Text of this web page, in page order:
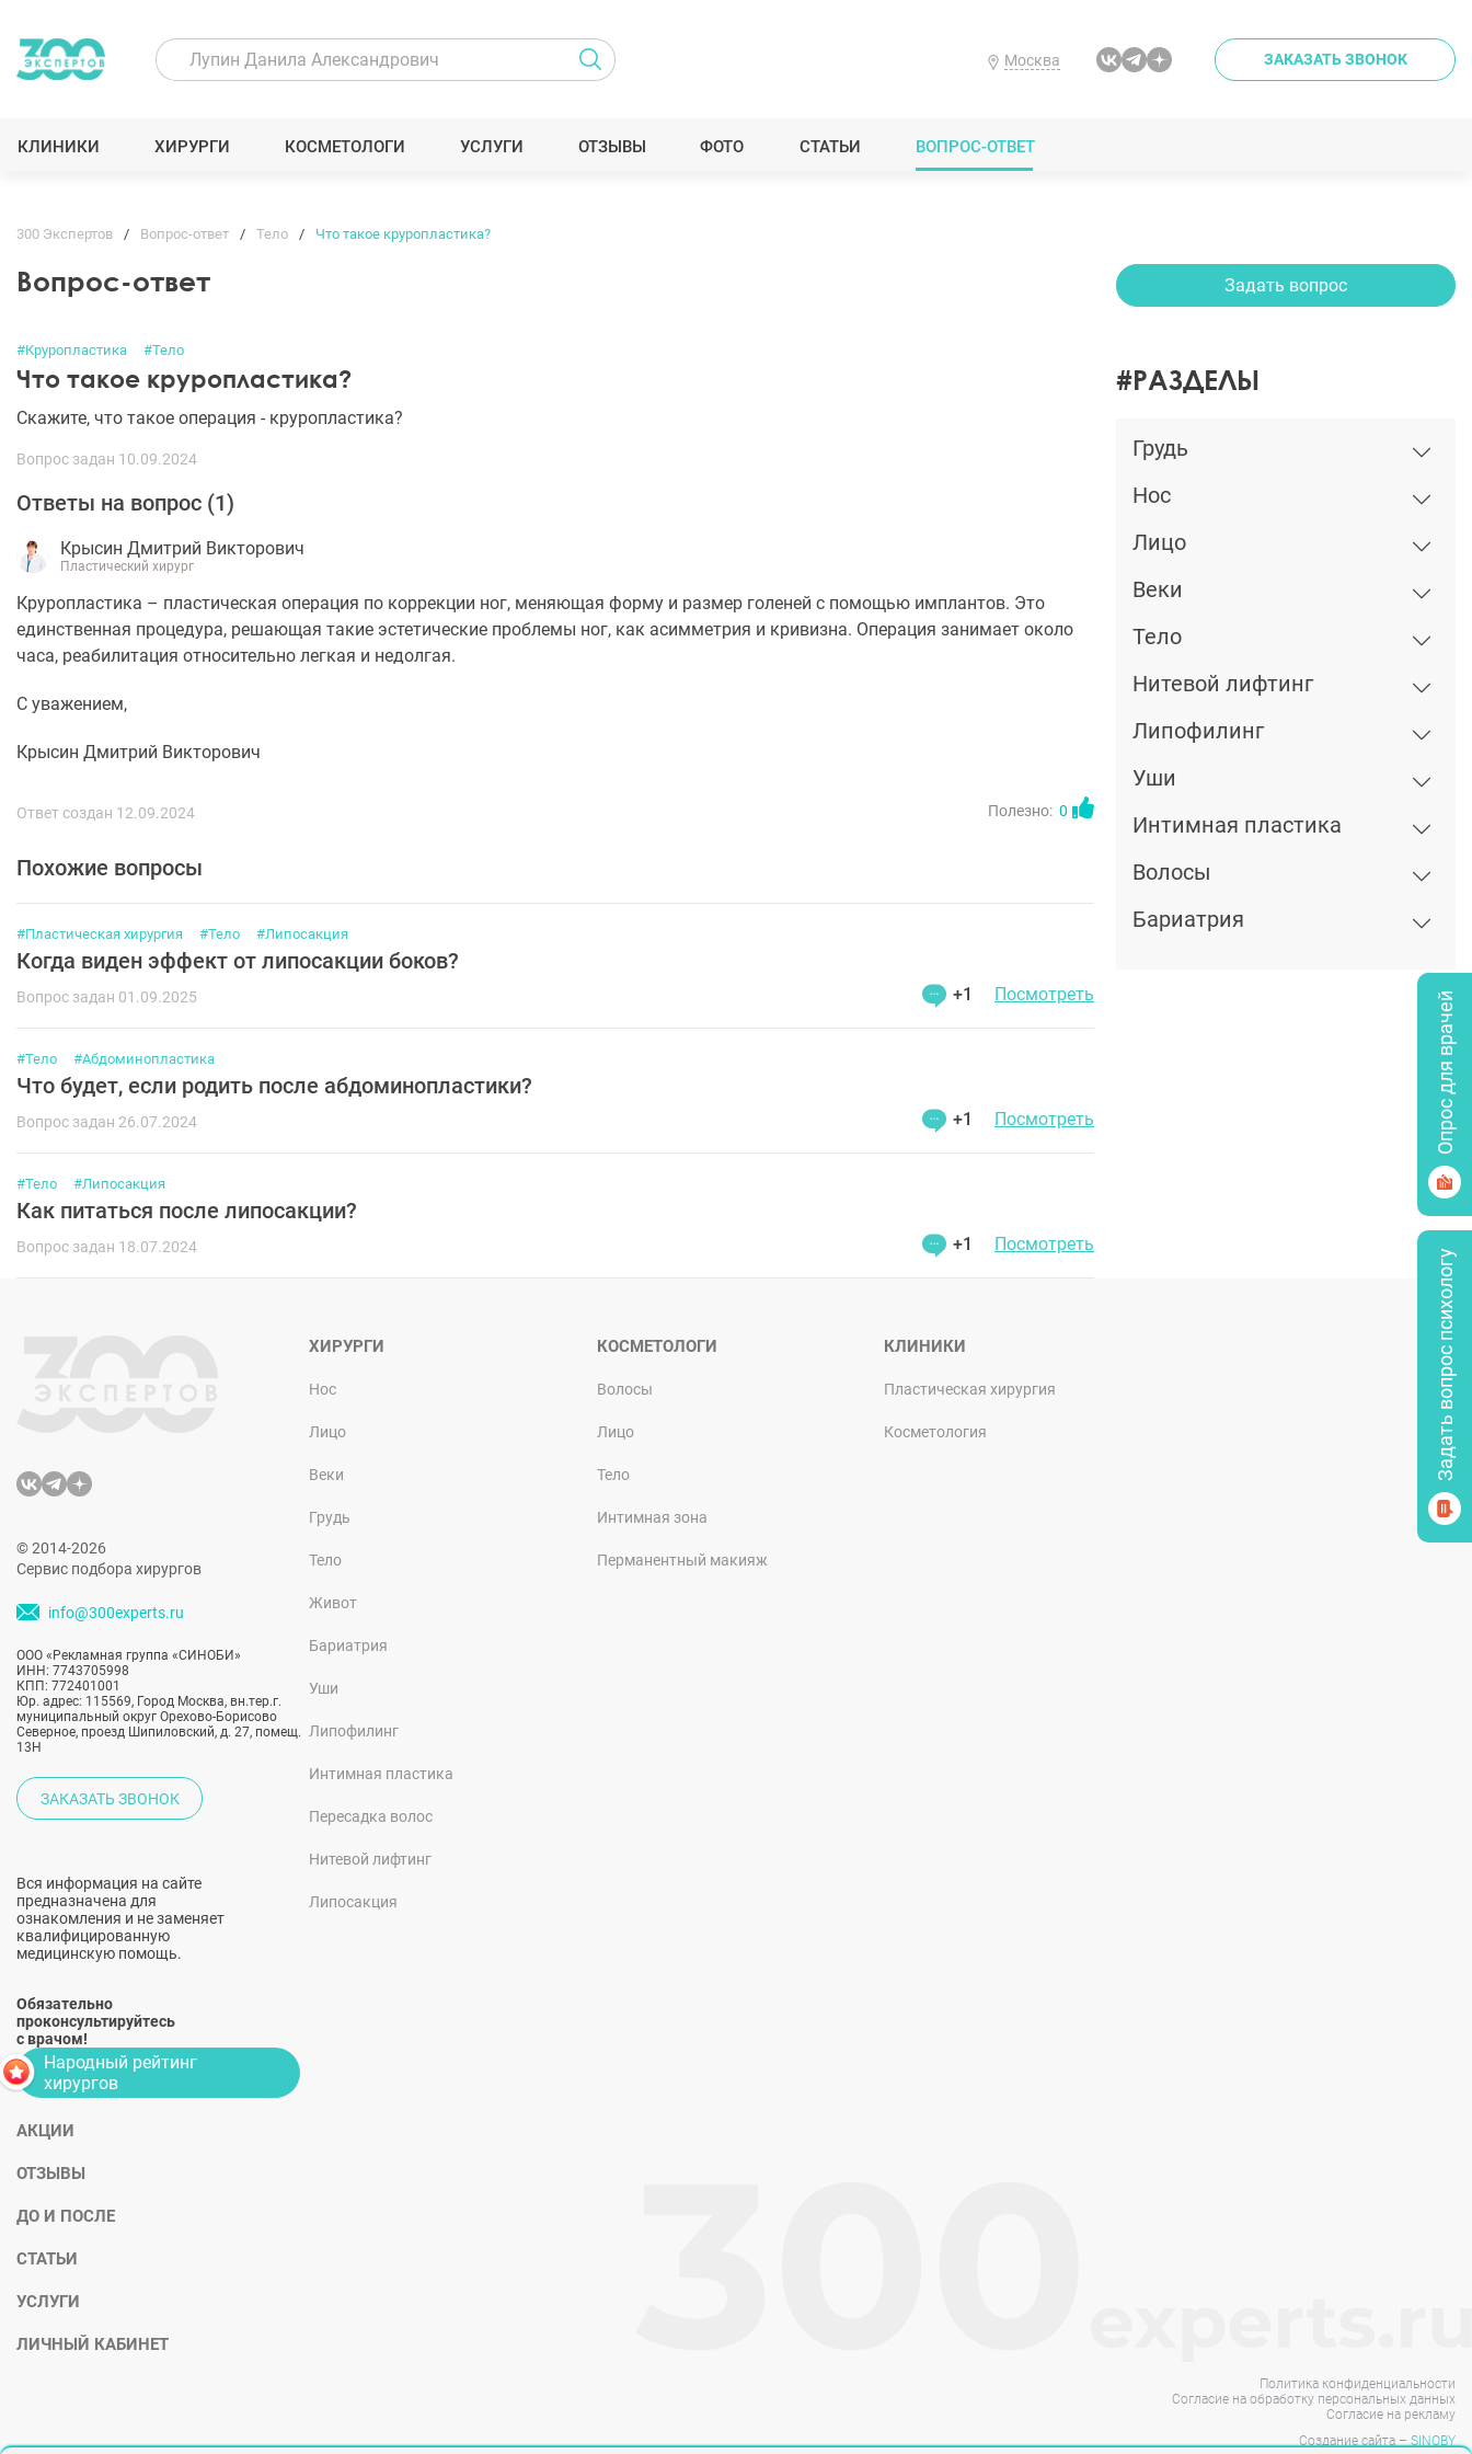
Москва ЗАКАЗАТЬ ЗВОНОК
КЛИНИКИ ХИРУРГИ КОСМЕТОЛОГИ УСЛУГИ ОТЗЫВЫ ФОТО СТАТЬИ ВОПРОС-ОТВЕТ
300 Экспертов Вопрос-ответ Тело Что такое круропластика?
Вопрос-ответ
#Круропластика #Тело
Что такое круропластика?
Скажите, что такое операция - круропластика?
Вопрос задан 10.09.2024
Ответы на вопрос (1)
Крысин Дмитрий Викторович
Пластический хирург
Круропластика – пластическая операция по коррекции ног, меняющая форму и размер голеней с помощью имплантов. Это
единственная процедура, решающая такие эстетические проблемы ног, как асимметрия и кривизна. Операция занимает около
часа, реабилитация относительно легкая и недолгая.
С уважением,
Крысин Дмитрий Викторович
Ответ создан 12.09.2024 Полезно: 0
Похожие вопросы
#Пластическая хирургия #Тело #Липосакция
Когда виден эффект от липосакции боков?
Вопрос задан 01.09.2025 +1 Посмотреть
#Тело #Абдоминопластика
Что будет, если родить после абдоминопластики?
Вопрос задан 26.07.2024 +1 Посмотреть
#Тело #Липосакция
Как питаться после липосакции?
Вопрос задан 18.07.2024 +1 Посмотреть
Задать вопрос
#РАЗДЕЛЫ
Грудь
Нос
Лицо
Веки
Тело
Нитевой лифтинг
Липофилинг
Уши
Интимная пластика
Волосы
Бариатрия
© 2014-2026
Сервис подбора хирургов
info@300experts.ru
ООО «Рекламная группа «СИНОБИ»
ИНН: 7743705998
КПП: 772401001
Юр. адрес: 115569, Город Москва, вн.тер.г.
муниципальный округ Орехово-Борисово
Северное, проезд Шипиловский, д. 27, помещ.
13Н
ЗАКАЗАТЬ ЗВОНОК
Вся информация на сайте
предназначена для
ознакомления и не заменяет
квалифицированную
медицинскую помощь.
Обязательно
проконсультируйтесь
с врачом!
ХИРУРГИ
Нос
Лицо
Веки
Грудь
Тело
Живот
Бариатрия
Уши
Липофилинг
Интимная пластика
Пересадка волос
Нитевой лифтинг
Липосакция
КОСМЕТОЛОГИ
Волосы
Лицо
Тело
Интимная зона
Перманентный макияж
КЛИНИКИ
Пластическая хирургия
Косметология
Народный рейтинг
хирургов
АКЦИИ
ОТЗЫВЫ
ДО И ПОСЛЕ
СТАТЬИ
УСЛУГИ
ЛИЧНЫЙ КАБИНЕТ
Политика конфиденциальности
Согласие на обработку персональных данных
Согласие на рекламу
Создание сайта –SINOBY
Опрос для врачей
Задать вопрос психологу